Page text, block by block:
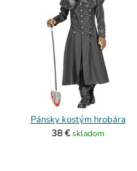
Pánsky kostým hrobára
38 €skladom